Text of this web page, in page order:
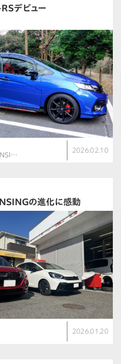
RSデビュー
2026.02.10
の進化に感動
2026.01.20